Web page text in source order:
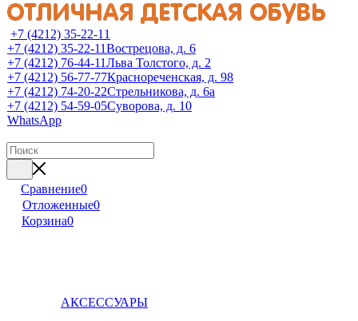
+7 (4212) 35-22-11
+7 (4212) 35-22-11Вострецова, д. 6
+7 (4212) 76-44-11Льва Толстого, д. 2
+7 (4212) 56-77-77Краснореченская, д. 98
+7 (4212) 74-20-22Стрельникова, д. 6а
+7 (4212) 54-59-05Суворова, д. 10
WhatsApp
Сравнение0
Отложенные0
Корзина0
АКСЕССУАРЫ